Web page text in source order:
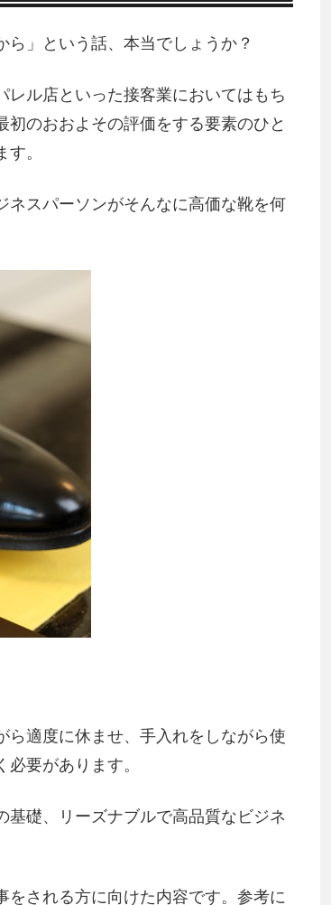
」という話、本当でしょうか？
レル店といった接客業においてはもち
のおおよその評価をする要素のひと
。
ネスパーソンがそんなに高価な靴を何
ら適度に休ませ、手入れをしながら使
要があります。
礎、リーズナブルで高品質なビジネ
される方に向けた内容です。参考に